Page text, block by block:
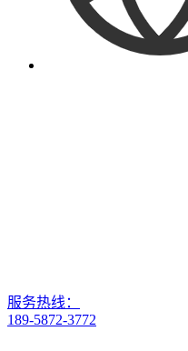
服务热线：
189-5872-3772